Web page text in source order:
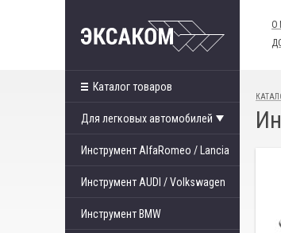
О
Каталог товаров
Для легковых автомобилей
Инструмент AlfaRomeo / Lancia
Инструмент AUDI / Volkswagen
Инструмент BMW